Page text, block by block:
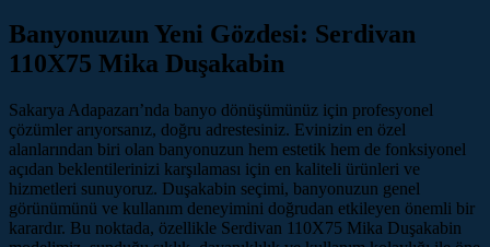
Banyonuzun Yeni Gözdesi: Serdivan
110X75 Mika Duşakabin
Sakarya Adapazarı’nda banyo dönüşümünüz için profesyonel
çözümler arıyorsanız, doğru adrestesiniz. Evinizin en özel
alanlarından biri olan banyonuzun hem estetik hem de fonksiyonel
açıdan beklentilerinizi karşılaması için en kaliteli ürünleri ve
hizmetleri sunuyoruz. Duşakabin seçimi, banyonuzun genel
görünümünü ve kullanım deneyimini doğrudan etkileyen önemli bir
karardır. Bu noktada, özellikle Serdivan 110X75 Mika Duşakabin